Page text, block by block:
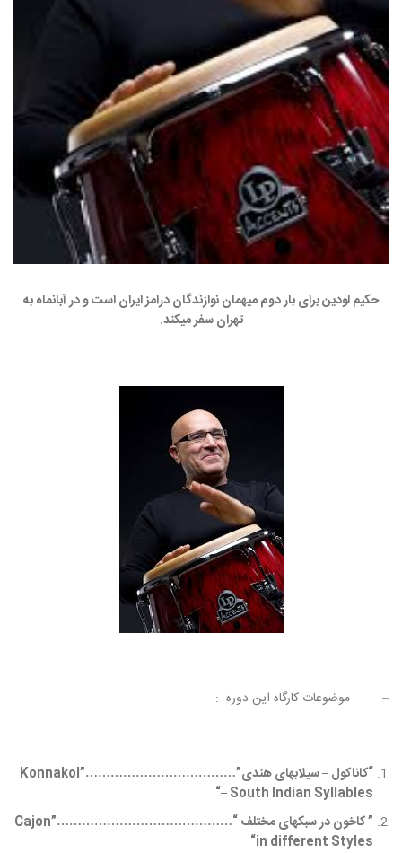
حکیم لودین برای بار دوم میهمان نوازندگان درامز ایران است و در آبانماه به
تهران سفر میکند.
– موضوعات کارگاه این دوره :
“کاناکول – سیلابهای هندی”………………………………”Konnakol
– South Indian Syllables
“
” کاخون در سبکهای مختلف “……………………………………”Cajon
in different Styles
“